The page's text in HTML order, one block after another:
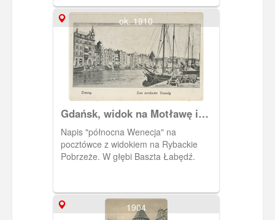
ok. 1910
Gdańsk, widok na Motławę i
Rybackie Pobrzeże
Napis "północna Wenecja" na
pocztówce z widokiem na Rybackie
Pobrzeże. W głębi Baszta Łabędź.
1904